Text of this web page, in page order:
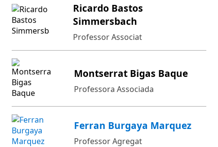
Ricardo Bastos
Simmersbach
Professor Associat
Montserrat Bigas Baque
Professora Associada
Ferran Burgaya Marquez
Professor Agregat